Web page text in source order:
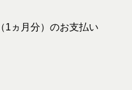
1ヵ月分）のお支払い